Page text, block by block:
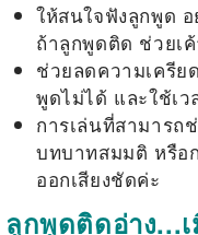
ให้สนใจฟังลูกพูด อ
ถ้าลูกพูดติด ช่วยเ
ช่วยลดความเครีย
พูดไม่ได้ และใช้เว
การเล่นที่สามารถ
บทบาทสมมติ หรือ
ออกเสียงชัดค่ะ
ลูกพูดติดอ่าง...